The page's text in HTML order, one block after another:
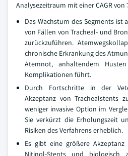
Analysezeitraum mit einer CAGR von
Das Wachstum des Segments ist
von Fällen von Tracheal- und
zurückzuführen.
chronische Erkrankung des
Atemnot, anhaltendem
Komplikationen führt.
Durch Fortschritte in der
Akzeptanz von Trachealstents
weniger invasive Option im
Sie verkürzt die Erholungszeit
Risiken des Verfahrens erheblich.
Es gibt eine größere Akzeptanz
Nitinol-Stents und biologisch